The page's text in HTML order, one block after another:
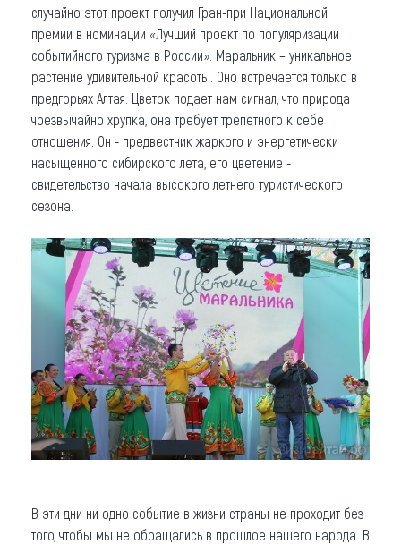
случайно этот проект получил Гран-при Национальной
премии в номинации «Лучший проект по популяризации
событийного туризма в России». Маральник – уникальное
растение удивительной красоты. Оно встречается только в
предгорьях Алтая. Цветок подает нам сигнал, что природа
чрезвычайно хрупка, она требует трепетного к себе
отношения. Он - предвестник жаркого и энергетически
насыщенного сибирского лета, его цветение -
свидетельство начала высокого летнего туристического
сезона.
В эти дни ни одно событие в жизни страны не проходит без
того, чтобы мы не обращались в прошлое нашего народа. В